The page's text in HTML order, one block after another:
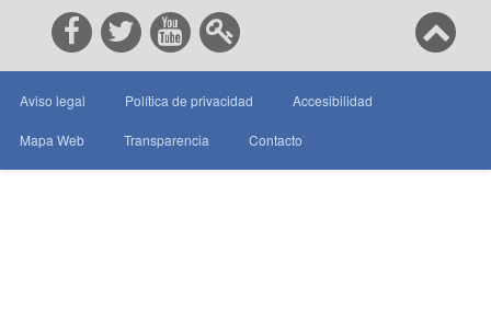
Aviso legal Política de privacidad Accesibilidad
Mapa Web Transparencia Contacto